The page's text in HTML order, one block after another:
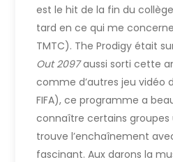
est le hit de la fin du
tard en ce qui me
TMTC). The Prodigy était
Out 2097aussi sorti cette
comme d’autres jeu vidéo
FIFA), ce programme a
connaître certains groupes
trouve l’enchaînement
fascinant. Aux darons la